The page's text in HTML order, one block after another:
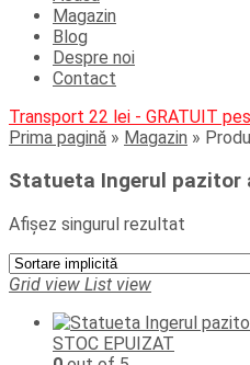
Magazin
Blog
Despre noi
Contact
Transport 22 lei - GRATUIT
Prima pagină » Magazin »
Statueta Ingerul pazitor
Afișez singurul rezultat
Grid view List view
STOC EPUIZAT